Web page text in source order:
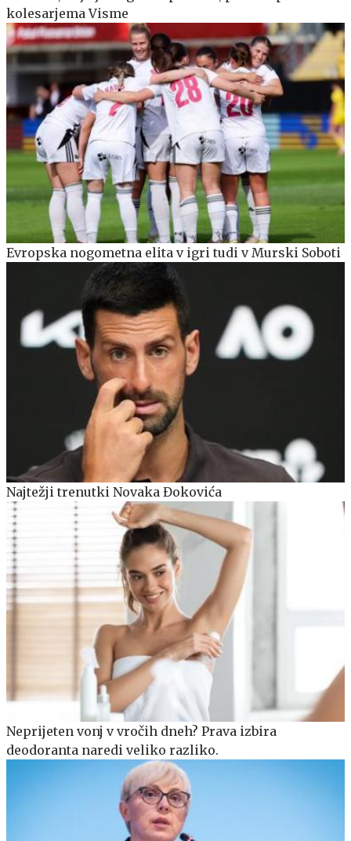
kolesarjema Visme
Evropska nogometna elita v igri tudi v Murski Soboti
Najtežji trenutki Novaka Đokovića
Neprijeten vonj v vročih dneh? Prava izbira
deodoranta naredi veliko razliko.